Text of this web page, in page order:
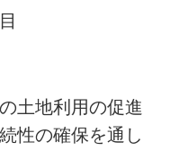
土地利用の促進
性の確保を通し